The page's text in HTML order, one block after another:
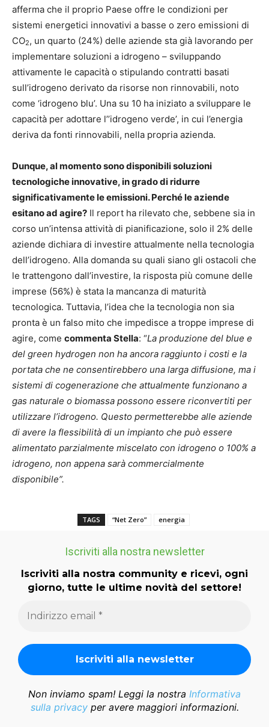
afferma che il proprio Paese offre le condizioni per
sistemi energetici innovativi a basse o zero emissioni di
CO2, un quarto (24%) delle aziende sta già lavorando per
implementare soluzioni a idrogeno – sviluppando
attivamente le capacità o stipulando contratti basati
sull’idrogeno derivato da risorse non rinnovabili, noto
come ‘idrogeno blu’. Una su 10 ha iniziato a sviluppare le
capacità per adottare l’’idrogeno verde’, in cui l’energia
deriva da fonti rinnovabili, nella propria azienda.
Dunque, al momento sono disponibili soluzioni
tecnologiche innovative, in grado di ridurre
significativamente le emissioni. Perché le aziende
esitano ad agire? Il report ha rilevato che, sebbene sia in
corso un’intensa attività di pianificazione, solo il 2% delle
aziende dichiara di investire attualmente nella tecnologia
dell’idrogeno. Alla domanda su quali siano gli ostacoli che
le trattengono dall’investire, la risposta più comune delle
imprese (56%) è stata la mancanza di maturità
tecnologica. Tuttavia, l’idea che la tecnologia non sia
pronta è un falso mito che impedisce a troppe imprese di
agire, come commenta Stella: “La produzione del blue e
del green hydrogen non ha ancora raggiunto i costi e la
portata che ne consentirebbero una larga diffusione, ma i
sistemi di cogenerazione che attualmente funzionano a
gas naturale o biomassa possono essere riconvertiti per
utilizzare l’idrogeno. Questo permetterebbe alle aziende
di avere la flessibilità di un impianto che può essere
alimentato parzialmente miscelato con idrogeno o 100% a
idrogeno, non appena sarà commercialmente
disponibile”.
TAGS “Net Zero” energia
Iscriviti alla nostra newsletter
Iscriviti alla nostra community e ricevi, ogni
giorno, tutte le ultime novità del settore!
Non inviamo spam! Leggi la nostra Informativa
sulla privacyper avere maggiori informazioni.